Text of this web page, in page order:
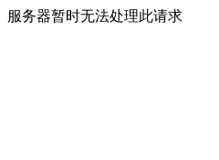
服务器暂时无法处理此请求